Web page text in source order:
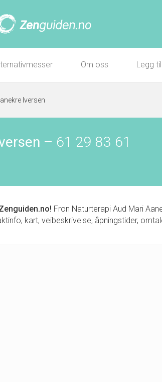
Om oss Legg
Iversen
– 61 29 83 61
Fron Naturterapi Aud Mari
kart, veibeskrivelse, åpningstider,